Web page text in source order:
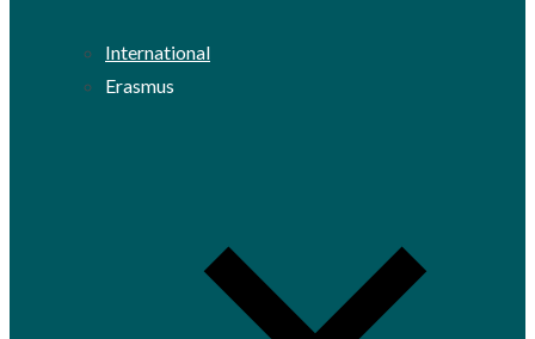
International
Erasmus